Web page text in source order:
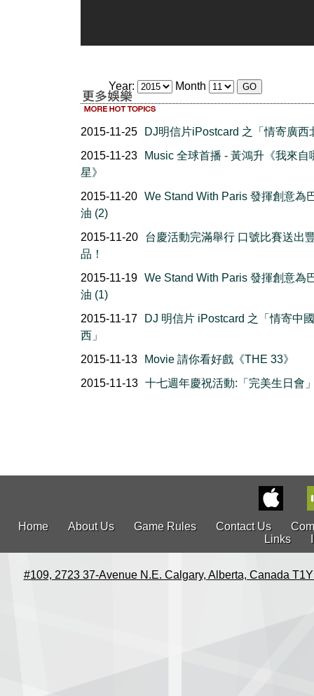
Year: Month
2015-11-25
DJ明信片iPostcard 之「情寄廣西
2015-11-23
Music 全球首播 - 黃鴻升《我來自
星》
2015-11-20 We Stand With Paris 發揮創意為
油 (2)
2015-11-20
台慶活動完滿舉行 口號比賽送出
品！
2015-11-19 We Stand With Paris 發揮創意為
油 (1)
2015-11-17
DJ 明信片 iPostcard 之「情寄中
西」
2015-11-13
Movie 請你看好戲《THE 33》
2015-11-13 十七週年慶祝活動:「完美生日會
Home About Us Game Rules Contact Us
Links
#109, 2723 37-Avenue N.E. Calgary, Alberta, Canada